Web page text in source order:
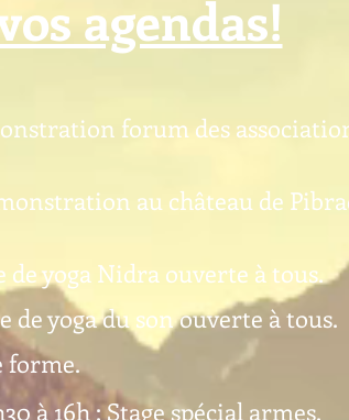
agendas!​
forum des
au château de
de yoga Nidra ouverte à tous.
de yoga du son ouverte à tous.
forme.
à 16h : Stage spécial armes.